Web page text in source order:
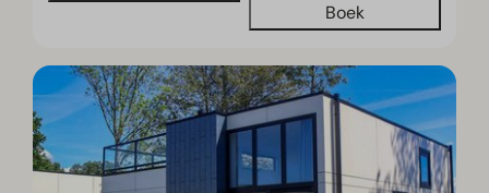
Boek